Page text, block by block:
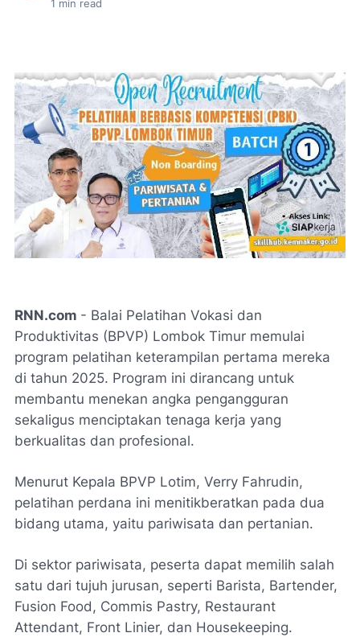
1 min read
RNN.com - Balai Pelatihan Vokasi dan
Produktivitas (BPVP) Lombok Timur memulai
program pelatihan keterampilan pertama mereka
di tahun 2025. Program ini dirancang untuk
membantu menekan angka pengangguran
sekaligus menciptakan tenaga kerja yang
berkualitas dan profesional.
Menurut Kepala BPVP Lotim, Verry Fahrudin,
pelatihan perdana ini menitikberatkan pada dua
bidang utama, yaitu pariwisata dan pertanian.
Di sektor pariwisata, peserta dapat memilih salah
satu dari tujuh jurusan, seperti Barista, Bartender,
Fusion Food, Commis Pastry, Restaurant
Attendant, Front Linier, dan Housekeeping.